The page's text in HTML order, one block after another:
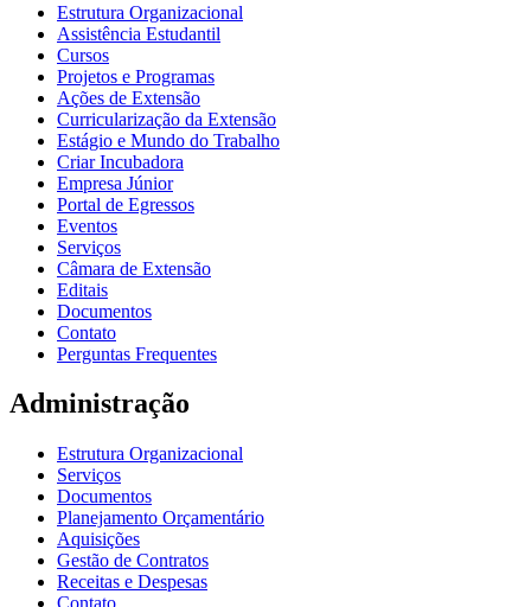
Estrutura Organizacional
Assistência Estudantil
Cursos
Projetos e Programas
Ações de Extensão
Curricularização da Extensão
Estágio e Mundo do Trabalho
Criar Incubadora
Empresa Júnior
Portal de Egressos
Eventos
Serviços
Câmara de Extensão
Editais
Documentos
Contato
Perguntas Frequentes
Administração
Estrutura Organizacional
Serviços
Documentos
Planejamento Orçamentário
Aquisições
Gestão de Contratos
Receitas e Despesas